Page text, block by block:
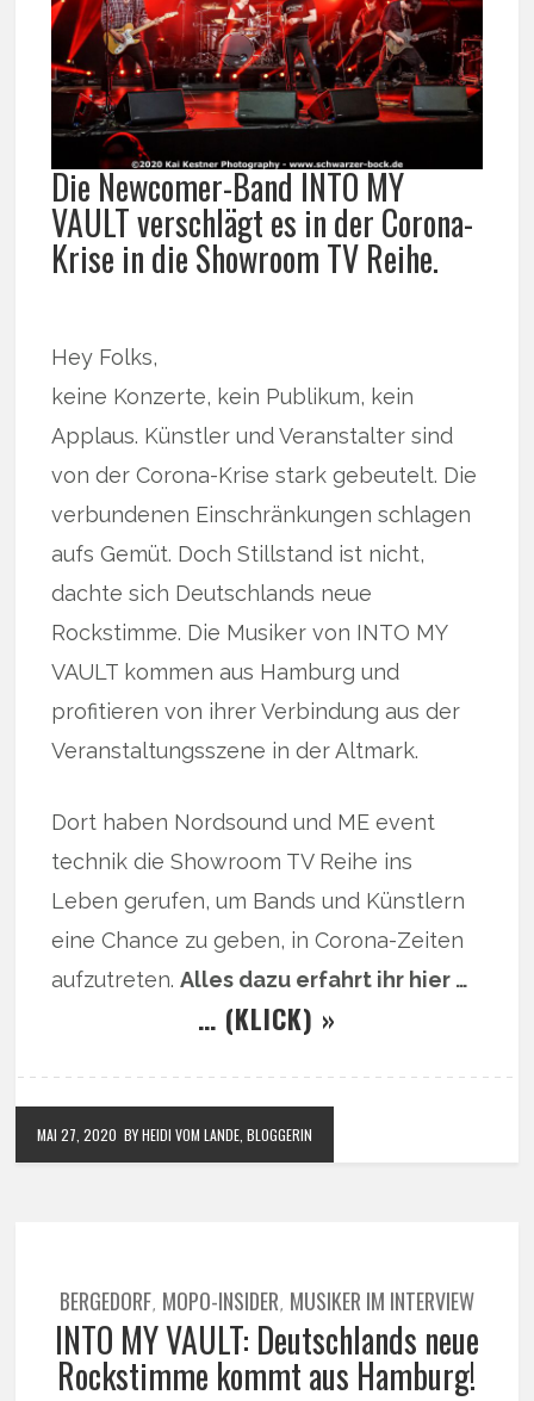
Die Newcomer-Band INTO MY
VAULT verschlägt es in der Corona-
Krise in die Showroom TV Reihe.
Hey Folks,
keine Konzerte, kein Publikum, kein
Applaus. Künstler und Veranstalter sind
von der Corona-Krise stark gebeutelt. Die
verbundenen Einschränkungen schlagen
aufs Gemüt. Doch Stillstand ist nicht,
dachte sich Deutschlands neue
Rockstimme. Die Musiker von INTO MY
VAULT kommen aus Hamburg und
profitieren von ihrer Verbindung aus der
Veranstaltungsszene in der Altmark.
Dort haben Nordsound und ME event
technik die Showroom TV Reihe ins
Leben gerufen, um Bands und Künstlern
eine Chance zu geben, in Corona-Zeiten
aufzutreten.Alles dazu erfahrt ihr hier …
… (KLICK) »
MAI 27, 2020 BY HEIDI VOM LANDE, BLOGGERIN
BERGEDORF, MOPO-INSIDER, MUSIKER IM INTERVIEW
INTO MY VAULT: Deutschlands neue
Rockstimme kommt aus Hamburg!